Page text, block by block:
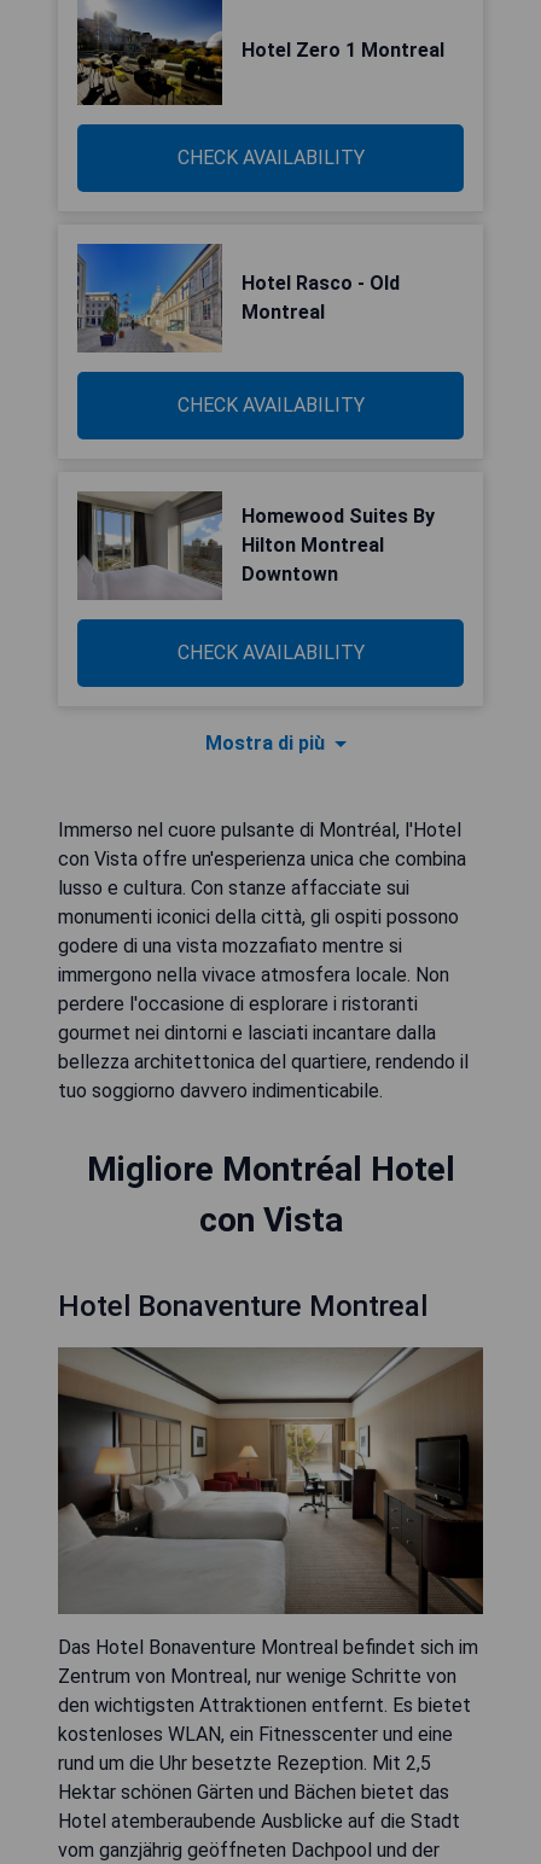
Hotel Zero 1 Montreal
CHECK AVAILABILITY
Hotel Rasco - Old
Montreal
CHECK AVAILABILITY
Homewood Suites By
Hilton Montreal
Downtown
CHECK AVAILABILITY
Mostra di più
Immerso nel cuore pulsante di Montréal, l'Hotel
con Vista offre un'esperienza unica che combina
lusso e cultura. Con stanze affacciate sui
monumenti iconici della città, gli ospiti possono
godere di una vista mozzafiato mentre si
immergono nella vivace atmosfera locale. Non
perdere l'occasione di esplorare i ristoranti
gourmet nei dintorni e lasciati incantare dalla
bellezza architettonica del quartiere, rendendo il
tuo soggiorno davvero indimenticabile.
Migliore Montréal Hotel
con Vista
Hotel Bonaventure Montreal
Das Hotel Bonaventure Montreal befindet sich im
Zentrum von Montreal, nur wenige Schritte von
den wichtigsten Attraktionen entfernt. Es bietet
kostenloses WLAN, ein Fitnesscenter und eine
rund um die Uhr besetzte Rezeption. Mit 2,5
Hektar schönen Gärten und Bächen bietet das
Hotel atemberaubende Ausblicke auf die Stadt
vom ganzjährig geöffneten Dachpool und der